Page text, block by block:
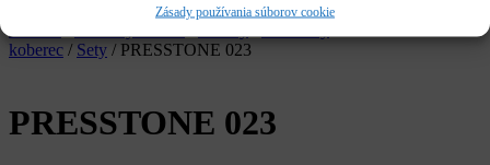
Zásady používania súborov cookie
Vyhľadávanie
koberec / Sety / PRESSTONE 023
PRESSTONE 023